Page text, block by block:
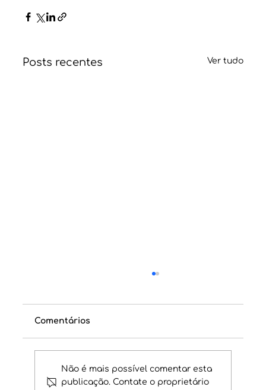
Posts recentes Ver tudo
DEFI NÃO É TRIBUTÁVEL!
Comentários
Não é mais possível comentar esta
publicação. Contate o proprietário